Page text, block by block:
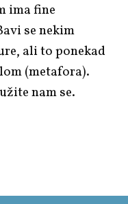
ima fine
se nekim
ali to ponekad
(metafora).
nam se.